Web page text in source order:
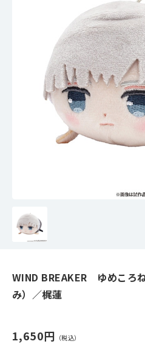
WIND BREAKER ゆめころ
み）／梶蓮
1,650円